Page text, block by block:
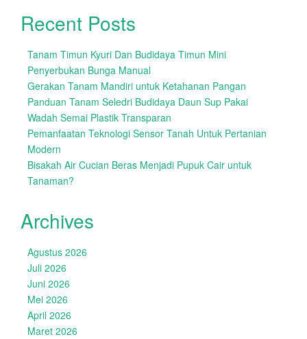
Recent Posts
Tanam Timun Kyuri Dan Budidaya Timun Mini
Penyerbukan Bunga Manual
Gerakan Tanam Mandiri untuk Ketahanan Pangan
Panduan Tanam Seledri Budidaya Daun Sup Pakai
Wadah Semai Plastik Transparan
Pemanfaatan Teknologi Sensor Tanah Untuk Pertanian
Modern
Bisakah Air Cucian Beras Menjadi Pupuk Cair untuk
Tanaman?
Archives
Agustus 2026
Juli 2026
Juni 2026
Mei 2026
April 2026
Maret 2026